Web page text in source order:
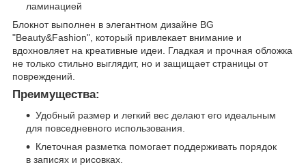
ламинацией
Блокнот выполнен в элегантном дизайне BG
"Beauty&Fashion", который привлекает внимание и
вдохновляет на креативные идеи. Гладкая и прочная обложка
не только стильно выглядит, но и защищает страницы от
повреждений.
Преимущества:
Удобный размер и легкий вес делают его идеальным
для повседневного использования.
Клеточная разметка помогает поддерживать порядок
в записях и рисовках.